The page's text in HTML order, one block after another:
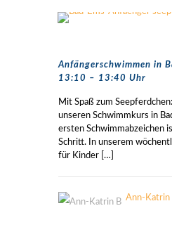
Anfängerschwimmen in
13:10 – 13:40 Uhr
Mit Spaß zum
unseren Schwimmkurs in
ersten Schwimmabzeichen
Schritt. In unserem
für Kinder […]
Ann-Katrin